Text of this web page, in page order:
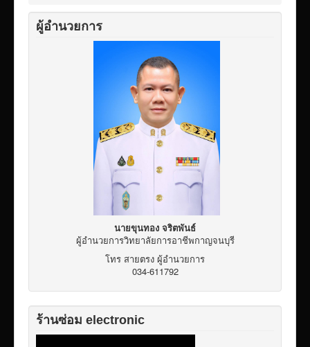
ร้องเรียน/ร้องทุกข์/สอบถามรายละเอียด
e-learning(sandbox)
ข้อมูลเปิดเผยต่อสาธารณะ ita 2569
ผู้อำนวยการ
นายขุนทอง จริตพันธ์
ผู้อำนวยการวิทยาลัยการอาชีพกาญจนบุรี
โทร สายตรง ผู้อำนวยการ
034-611792
ร้านซ่อม electronic